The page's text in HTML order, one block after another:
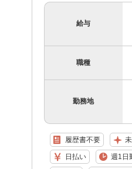
給与
職種
勤務地
履歴書不要
日払い 週1日